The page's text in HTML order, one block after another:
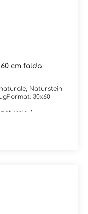
cm falda
Naturstein
30x60
naturale /